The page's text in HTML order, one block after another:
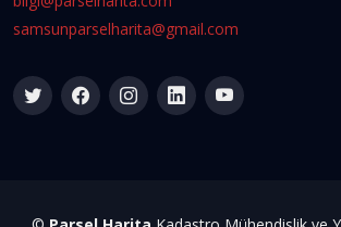
samsunparselharita@gmail.com